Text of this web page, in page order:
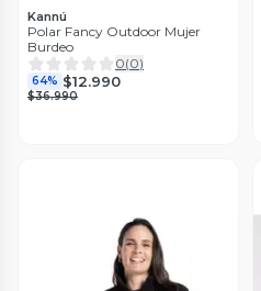
Kannú
Polar Fancy Outdoor Mujer
Burdeo
0(0)
64% $12.990
$36.990